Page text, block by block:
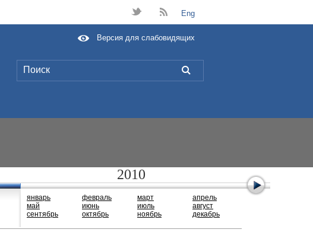
t B Eng
L
Версия для слабовидящих
2010
январь
май
сентябрь
февраль
июнь
октябрь
март
июль
ноябрь
апрель
август
декабрь